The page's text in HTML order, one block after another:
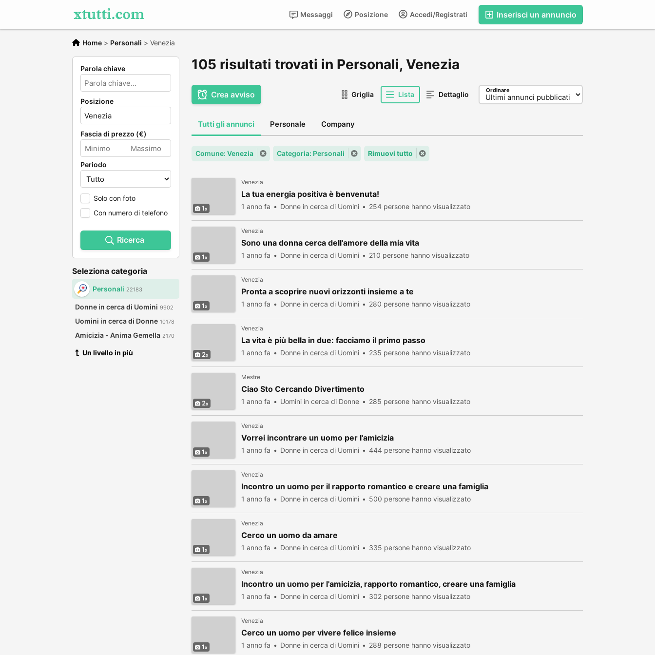
Inserisci un annuncio
Accedi/Registrati
Posizione
Messaggi
Home > Personali > Venezia
Parola chiave
Posizione
Fascia di prezzo (€)
Periodo
Solo con foto
Con numero di telefono
Ricerca
Seleziona categoria
Personali 22183
Donne in cerca di Uomini 9902
Uomini in cerca di Donne 10178
Amicizia - Anima Gemella 2170
Un livello in più
105 risultati trovati in Personali, Venezia
Crea avviso Griglia Lista Dettaglio Ordinare
Tutti gli annunci Personale Company
Comune: Venezia Categoria: Personali Rimuovi tutto
1
Venezia
La tua energia positiva è benvenuta!
1 anno fa Donne in cerca di Uomini 254 persone hanno visualizzato
1
Venezia
Sono una donna cerca dell'amore della mia vita
1 anno fa Donne in cerca di Uomini 210 persone hanno visualizzato
1
Venezia
Pronta a scoprire nuovi orizzonti insieme a te
1 anno fa Donne in cerca di Uomini 280 persone hanno visualizzato
2
Venezia
La vita è più bella in due: facciamo il primo passo
1 anno fa Donne in cerca di Uomini 235 persone hanno visualizzato
2
Mestre
Ciao Sto Cercando Divertimento
1 anno fa Uomini in cerca di Donne 285 persone hanno visualizzato
1
Venezia
Vorrei incontrare un uomo per l'amicizia
1 anno fa Donne in cerca di Uomini 444 persone hanno visualizzato
1
Venezia
Incontro un uomo per il rapporto romantico e creare una famiglia
1 anno fa Donne in cerca di Uomini 500 persone hanno visualizzato
1
Venezia
Cerco un uomo da amare
1 anno fa Donne in cerca di Uomini 335 persone hanno visualizzato
1
Venezia
Incontro un uomo per l'amicizia, rapporto romantico, creare una famiglia
1 anno fa Donne in cerca di Uomini 302 persone hanno visualizzato
1
Venezia
Cerco un uomo per vivere felice insieme
1 anno fa Donne in cerca di Uomini 288 persone hanno visualizzato